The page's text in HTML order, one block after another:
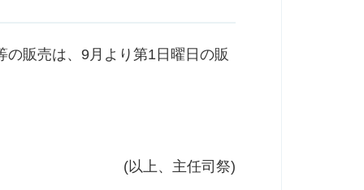
販売は、9月より第1日曜日の販
(以上、主任司祭)